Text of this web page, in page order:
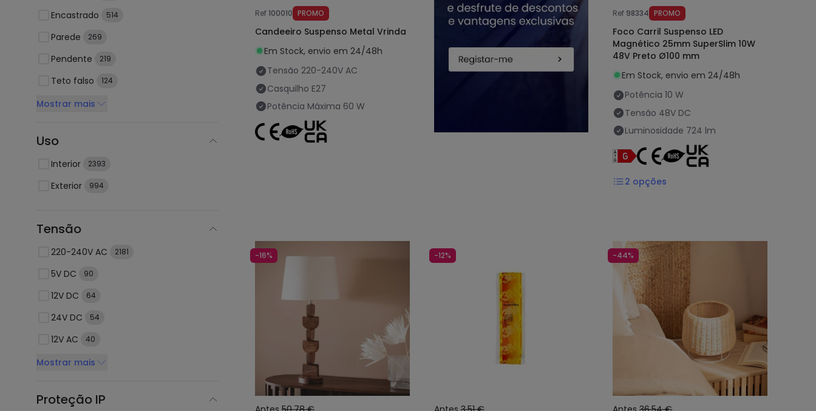
Encastrado 514
Parede 269
Pendente 219
Teto falso 124
Mostrar mais
Uso
Interior 2393
Exterior 994
Tensão
220-240V AC 2181
5V DC 90
12V DC 64
24V DC 54
12V AC 40
Mostrar mais
Proteção IP
Ref100010 PROMO
Candeeiro Suspenso Metal Vrinda
Em Stock, envio em 24/48h
Tensão 220-240V AC
Casquilho E27
Potência Máxima 60 W
Ref 98334 PROMO
Foco Carril Suspenso LED
Magnético 25mm SuperSlim 10W
48V Preto Ø100 mm
Em Stock, envio em 24/48h
Potência 10 W
Tensão 48V DC
Luminosidade 724 lm
2 opções
-16% -12% -44%